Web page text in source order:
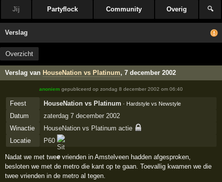
Jij Partyflock Community Overig 🔍
Verslag
Overzicht
Verslag van HouseNation vs Platinum, 7 december 2002
anoniem gepubliceerd op zondag 8 december 2002 om 06:40
Feest HouseNation vs Platinum · Hardstyle vs Newstyle
Datum
zaterdag 7 december 2002
Winactie
HouseNation vs Platinum actie
Locatie
P60
Nadat we met twee vrienden in Amstelveen hadden afgesproken,
besloten we met de metro die kant op te gaan. Toevallig kwamen we die
twee vrienden in de metro al tegen.